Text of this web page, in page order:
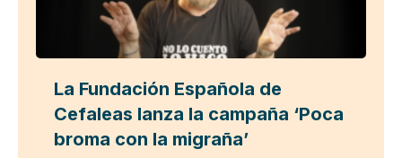
La Fundación Española de
Cefaleas lanza la campaña ‘Poca
broma con la migraña’